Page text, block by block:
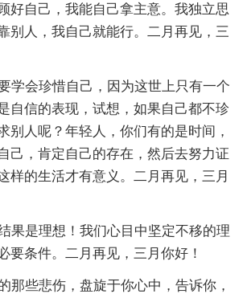
好自己，我能自己拿主意。我独立思
别人，我自己就能行。二月再见，三
学会珍惜自己，因为这世上只有一个
自信的表现，试想，如果自己都不珍
别人呢？年轻人，你们有的是时间，
己，肯定自己的存在，然后去努力证
样的生活才有意义。二月再见，三月
果是理想！我们心目中坚定不移的理
要条件。二月再见，三月你好！
那些悲伤，盘旋于你心中，告诉你，